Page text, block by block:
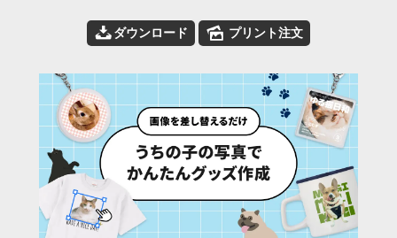
📥ダウンロード 🌄 プリント注文